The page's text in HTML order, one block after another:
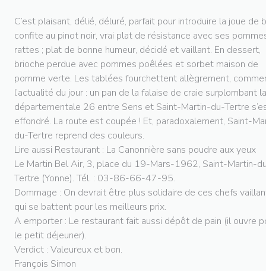
C’est plaisant, délié, déluré, parfait pour introduire la joue de
confite au pinot noir, vrai plat de résistance avec ses
rattes ; plat de bonne humeur, décidé et vaillant. En dessert,
brioche perdue avec pommes poêlées et sorbet maison de
pomme verte. Les tablées fourchettent allègrement,
l’actualité du jour : un pan de la falaise de craie surplombant la
départementale 26 entre Sens et Saint-Martin-du-Tertre
effondré. La route est coupée ! Et, paradoxalement, Saint-
du-Tertre reprend des couleurs.
Lire aussi Restaurant : La Canonnière sans poudre aux yeux
Le Martin Bel Air, 3, place du 19-Mars-1962, Saint-Martin-
Tertre (Yonne). Tél. : 03-86-66-47-95.
Dommage : On devrait être plus solidaire de ces chefs
qui se battent pour les meilleurs prix.
A emporter : Le restaurant fait aussi dépôt de pain (il ouvre
le petit déjeuner).
Verdict : Valeureux et bon.
François Simon